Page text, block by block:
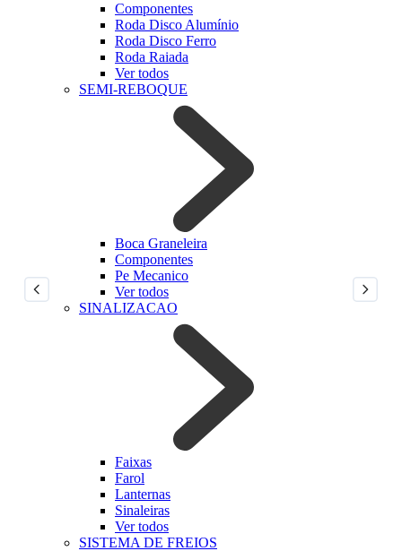
Componentes
Roda Disco Alumínio
Roda Disco Ferro
Roda Raiada
Ver todos
SEMI-REBOQUE
Boca Graneleira
Componentes
Pe Mecanico
Ver todos
SINALIZACAO
Faixas
Farol
Lanternas
Sinaleiras
Ver todos
SISTEMA DE FREIOS